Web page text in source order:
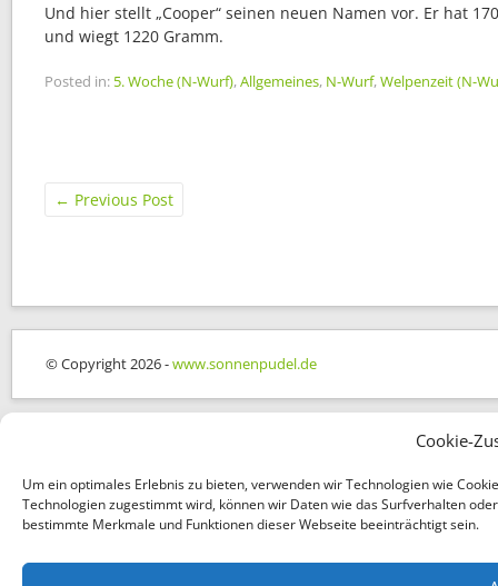
Cookie-
Um ein optimales Erlebnis zu bieten, verwenden wir Technologien wie
Technologien zugestimmt wird, können wir Daten wie das Surfverhalten
bestimmte Merkmale und Funktionen dieser Webseite beeinträchtigt sein.
Und hier stellt „Cooper“ seinen neuen Namen vor. Er hat
und wiegt 1220 Gramm.
Posted in: 5. Woche (N-Wurf),Allgemeines, N-Wurf,Welpenzeit (N-
← Previous Post
© Copyright 2026 -www.sonnenpudel.de